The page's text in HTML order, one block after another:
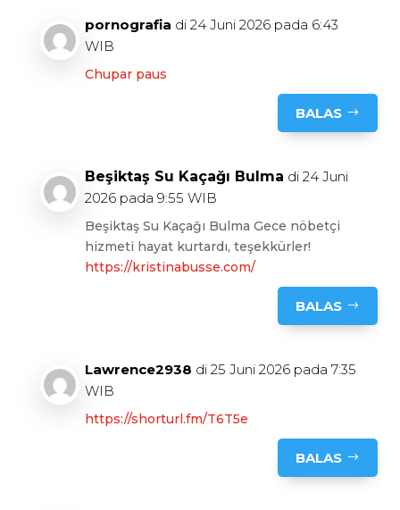
pornografia di 24 Juni 2026 pada 6:43
WIB
Chupar paus
BALAS
Beşiktaş Su Kaçağı Bulma di 24 Juni
2026 pada 9:55 WIB
Beşiktaş Su Kaçağı Bulma Gece nöbetçi
hizmeti hayat kurtardı, teşekkürler!
https://kristinabusse.com/
BALAS
Lawrence2938 di 25 Juni 2026 pada 7:35
WIB
https://shorturl.fm/T6T5e
BALAS